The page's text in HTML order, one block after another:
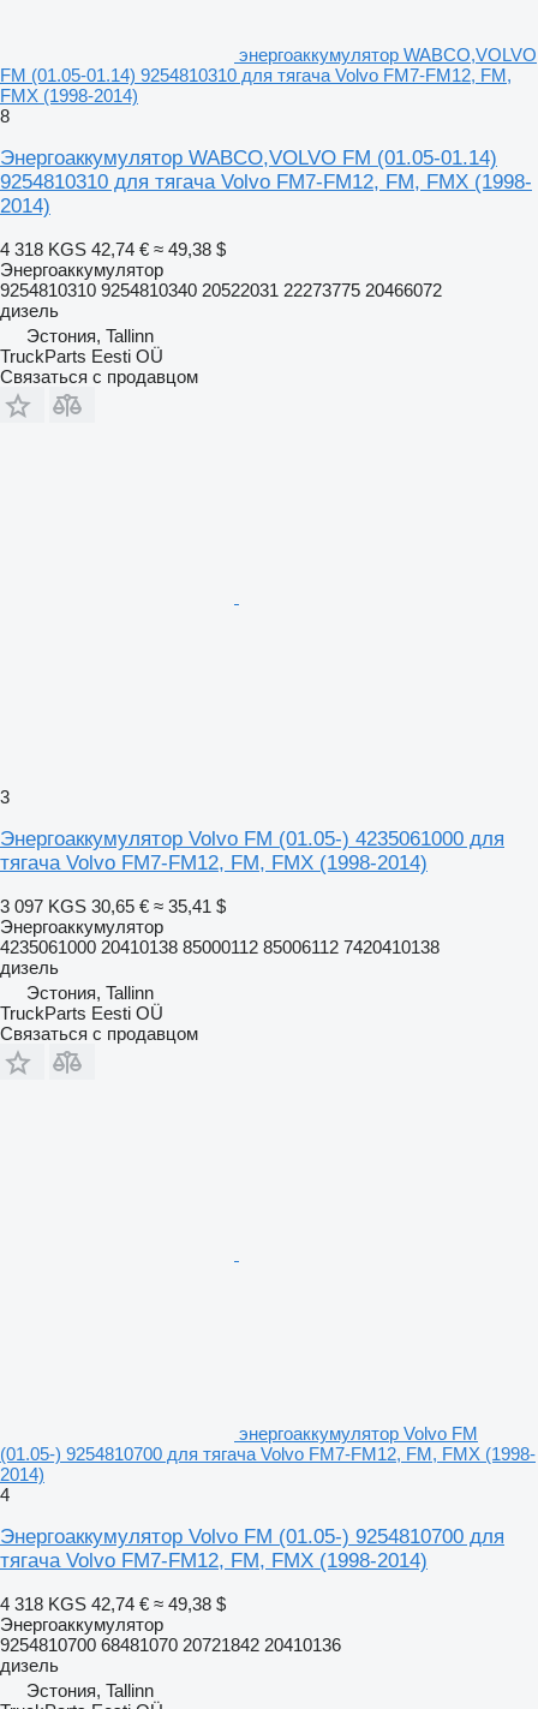
энергоаккумулятор WABCO,VOLVO
FM (01.05-01.14) 9254810310 для тягача Volvo FM7-FM12, FM,
FMX (1998-2014)
8
Энергоаккумулятор WABCO,VOLVO FM (01.05-01.14)
9254810310 для тягача Volvo FM7-FM12, FM, FMX (1998-
2014)
4 318 KGS 42,74 € ≈ 49,38 $
Энергоаккумулятор
9254810310 9254810340 20522031 22273775 20466072
дизель
Эстония, Tallinn
TruckParts Eesti OÜ
Связаться с продавцом
3
Энергоаккумулятор Volvo FM (01.05-) 4235061000 для
тягача Volvo FM7-FM12, FM, FMX (1998-2014)
3 097 KGS 30,65 € ≈ 35,41 $
Энергоаккумулятор
4235061000 20410138 85000112 85006112 7420410138
дизель
Эстония, Tallinn
TruckParts Eesti OÜ
Связаться с продавцом
энергоаккумулятор Volvo FM
(01.05-) 9254810700 для тягача Volvo FM7-FM12, FM, FMX (1998-
2014)
4
Энергоаккумулятор Volvo FM (01.05-) 9254810700 для
тягача Volvo FM7-FM12, FM, FMX (1998-2014)
4 318 KGS 42,74 € ≈ 49,38 $
Энергоаккумулятор
9254810700 68481070 20721842 20410136
дизель
Эстония, Tallinn